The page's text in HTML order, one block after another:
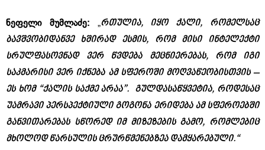
ნეფელი მუმლაძე:„რთულია, იყო ქალი, რომელსაც
ბავშვობიდანვე ხშირად ესმის, რომ მისი ინტელექტი
სრულფასოვნად ვერ წვდება მეცნიერებას, რომ იგი
საკმარისი ვერ იქნება ამ სფეროში მოღვაწეობისთვის –
ეს ხომ “ქალის საქმე არაა”. გულდასაწყვეტია, როდესაც
უამრავი პერსპექტიული გოგონა ერიდება ამ სფეროებში
განვითარებას სწორედ იმ მიზეზების გამო, რომლებიც
მხოლოდ წარსულის ცრურწმენებზეა დამყარებული.“